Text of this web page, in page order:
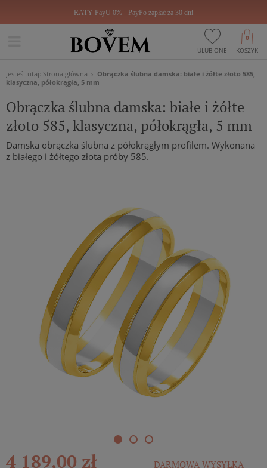
RATY PayU 0% PayPo zapłać za 30 dni
ULUBIONE KOSZYK
0
Jesteś tutaj: Strona główna
Obrączka ślubna damska: białe i żółte złoto 585,
klasyczna, półokrągła, 5 mm
Obrączka ślubna damska: białe i żółte
złoto 585, klasyczna, półokrągła, 5 mm
Damska obrączka ślubna z półokrągłym profilem. Wykonana
z białego i żółtego złota próby 585.
4 189,00 zł DARMOWA WYSYŁKA